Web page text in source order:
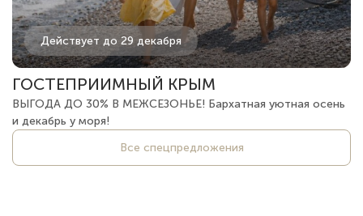
Действует до 29 декабря
ГОСТЕПРИИМНЫЙ КРЫМ
ВЫГОДА ДО 30% В МЕЖСЕЗОНЬЕ! Бархатная уютная осень
и декабрь у моря!
Все спецпредложения